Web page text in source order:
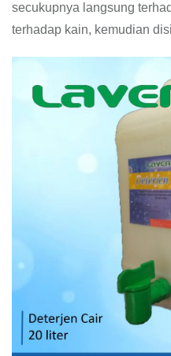
secukupnya langsung
terhadap kain, kemudian